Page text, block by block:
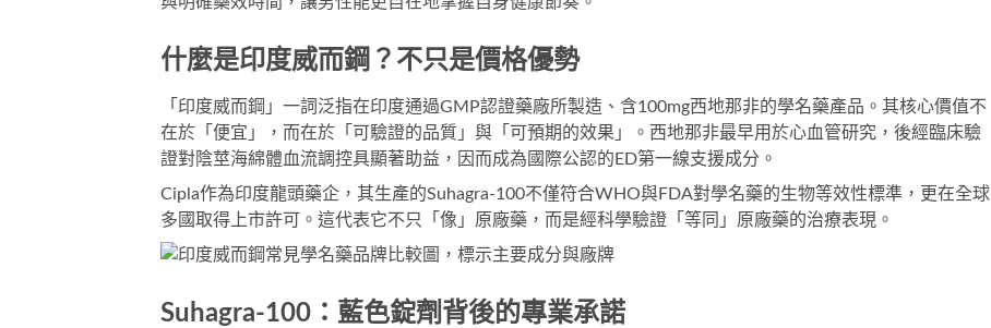
什麼是印度威而鋼？不只是價格優勢
「印度威而鋼」一詞泛指在印度通過GMP認證藥廠所製造、含100mg西地那非的學名藥產品。其核心價值不
在於「便宜」，而在於「可驗證的品質」與「可預期的效果」。西地那非最早用於心血管研究，後經臨床驗
證對陰莖海綿體血流調控具顯著助益，因而成為國際公認的ED第一線支援成分。
Cipla作為印度龍頭藥企，其生產的Suhagra-100不僅符合WHO與FDA對學名藥的生物等效性標準，更在全球
多國取得上市許可。這代表它不只「像」原廠藥，而是經科學驗證「等同」原廠藥的治療表現。
Suhagra-100：藍色錠劑背後的專業承諾